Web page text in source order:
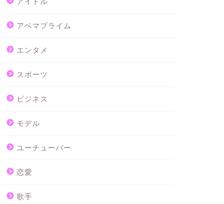
アベマプライム
エンタメ
スポーツ
ビジネス
モデル
ユーチューバー
恋愛
歌手